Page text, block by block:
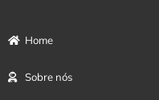
Home
Sobre nós